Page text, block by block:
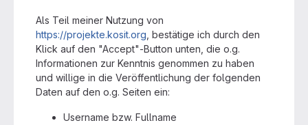
Als Teil meiner Nutzung von
https://projekte.kosit.org , bestätige ich durch den
Klick auf den "Accept"-Button unten, die o.g.
Informationen zur Kenntnis genommen zu haben
und willige in die Veröffentlichung der folgenden
Daten auf den o.g. Seiten ein:
Username bzw. Fullname